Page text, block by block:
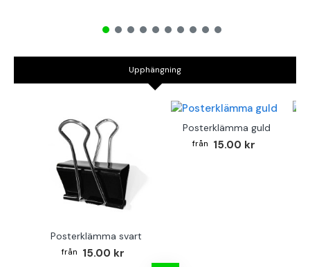
Upphängning
Posterklämma svart
15.00 kr
Posterklämma guld
15.00 kr